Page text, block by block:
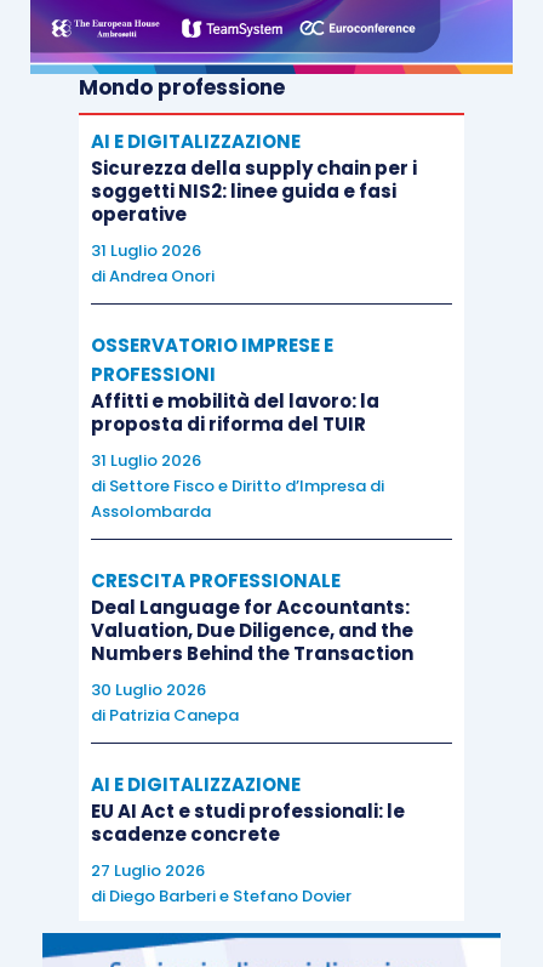
Mondo professione
AI E DIGITALIZZAZIONE
Sicurezza della supply chain per i
soggetti NIS2: linee guida e fasi
operative
31 Luglio 2026
diAndrea Onori
OSSERVATORIO IMPRESE E
PROFESSIONI
Affitti e mobilità del lavoro: la
proposta di riforma del TUIR
31 Luglio 2026
di Settore Fisco e Diritto d’Impresa di
Assolombarda
CRESCITA PROFESSIONALE
Deal Language for Accountants:
Valuation, Due Diligence, and the
Numbers Behind the Transaction
30 Luglio 2026
di Patrizia Canepa
AI E DIGITALIZZAZIONE
EU AI Act e studi professionali: le
scadenze concrete
27 Luglio 2026
di Diego Barberie Stefano Dovier